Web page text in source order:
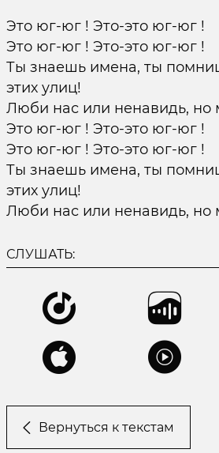
Это юг-юг ! Это-это юг-юг !
Это юг-юг ! Это-это юг-юг !
Ты знаешь имена, ты
этих улиц!
Люби нас или ненавидь, но
Это юг-юг ! Это-это юг-юг !
Это юг-юг ! Это-это юг-юг !
Ты знаешь имена, ты
этих улиц!
Люби нас или ненавидь, но
СЛУШАТЬ:
Вернуться к текстам